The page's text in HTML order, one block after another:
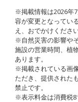
※掲載情報は2026年
容が変更となってい
え、おでかけください
※自然災害の影響や
施設の営業時間、植
あります。
※掲載されている画
ただき、提供された
禁止です。
※表示料金は消費税8